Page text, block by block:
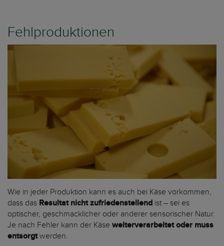
Fehlproduktionen
Wie in jeder Produktion kann es auch bei Käse vorkommen,
dass das Resultat nicht zufriedenstellend ist – sei es
optischer, geschmacklicher oder anderer sensorischer Natur.
Je nach Fehler kann der Käse weiterverarbeitet oder muss
entsorgtwerden.